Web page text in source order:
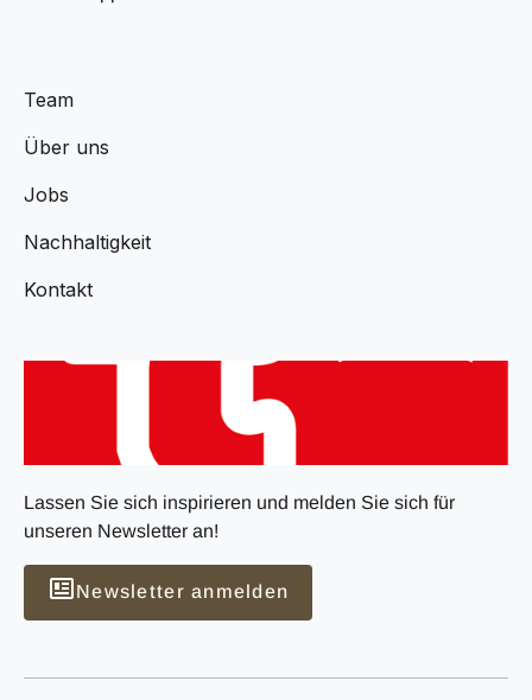
Team
Über uns
Jobs
Nachhaltigkeit
Kontakt
Lassen Sie sich inspirieren und melden Sie sich für
unseren Newsletter an!
Newsletter anmelden